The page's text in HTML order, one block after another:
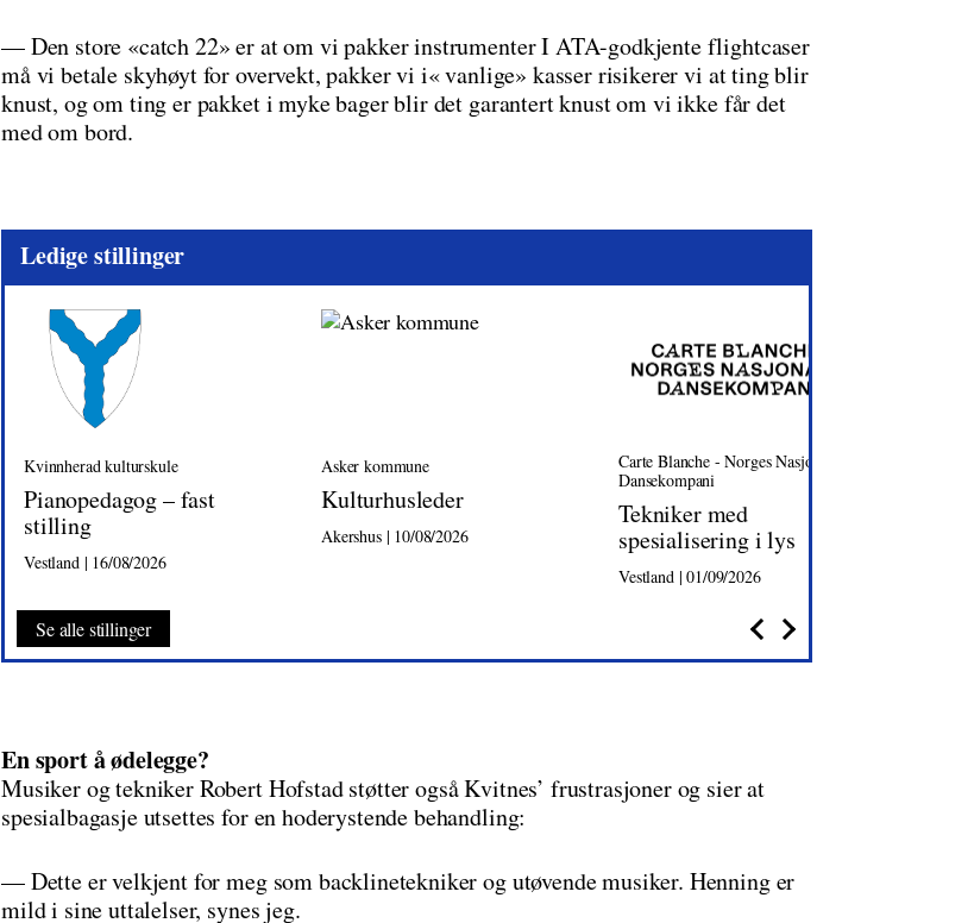
— Den store «catch 22» er at om vi pakker instrumenter I ATA-godkjente flightcaser
må vi betale skyhøyt for overvekt, pakker vi i« vanlige» kasser risikerer vi at ting blir
knust, og om ting er pakket i myke bager blir det garantert knust om vi ikke får det
med om bord.
Ledige stillinger
Kvinnherad kulturskule
Pianopedagog – fast
stilling
Vestland | 16/08/2026
Asker kommune
Kulturhusleder
Akershus | 10/08/2026
Carte Blanche - Norges Nasjonale
Dansekompani
Tekniker med
spesialisering i lys
Vestland | 01/09/2026
Se alle stillinger
En sport å ødelegge?
Musiker og tekniker Robert Hofstad støtter også Kvitnes’ frustrasjoner og sier at
spesialbagasje utsettes for en hoderystende behandling:
— Dette er velkjent for meg som backlinetekniker og utøvende musiker. Henning er
mild i sine uttalelser, synes jeg.